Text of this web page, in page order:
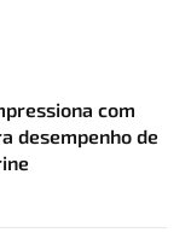
com
desempenho de